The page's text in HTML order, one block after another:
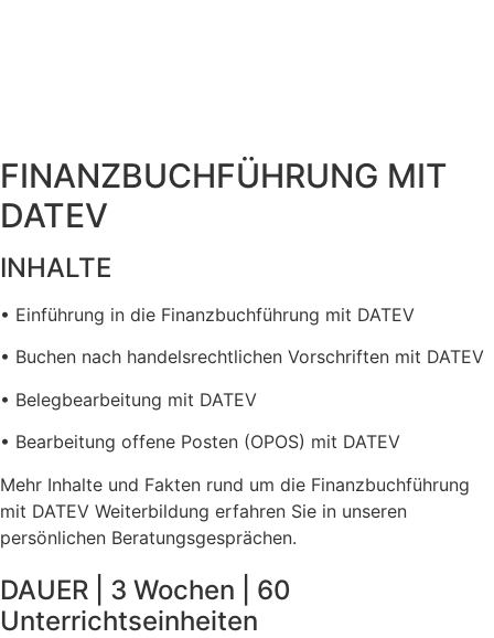
FINANZBUCHFÜHRUNG MIT
DATEV
INHALTE
• Einführung in die Finanzbuchführung mit DATEV
• Buchen nach handelsrechtlichen Vorschriften mit DATEV
• Belegbearbeitung mit DATEV
• Bearbeitung offene Posten (OPOS) mit DATEV
Mehr Inhalte und Fakten rund um die Finanzbuchführung
mit DATEV Weiterbildung erfahren Sie in unseren
persönlichen Beratungsgesprächen.
DAUER | 3 Wochen | 60
Unterrichtseinheiten